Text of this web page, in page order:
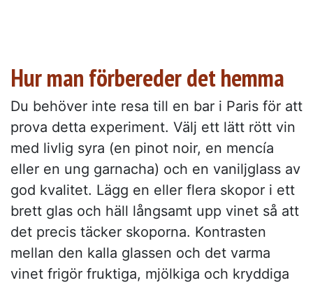
Hur man förbereder det hemma
Du behöver inte resa till en bar i Paris för att
prova detta experiment. Välj ett lätt rött vin
med livlig syra (en pinot noir, en mencía
eller en ung garnacha) och en vaniljglass av
god kvalitet. Lägg en eller flera skopor i ett
brett glas och häll långsamt upp vinet så att
det precis täcker skoporna. Kontrasten
mellan den kalla glassen och det varma
vinet frigör fruktiga, mjölkiga och kryddiga